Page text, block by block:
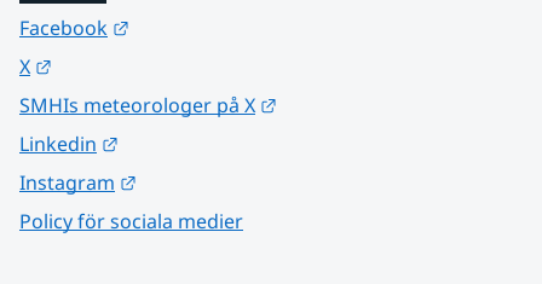
Facebook
X
SMHIs meteorologer på X
Linkedin
Instagram
Policy för sociala medier